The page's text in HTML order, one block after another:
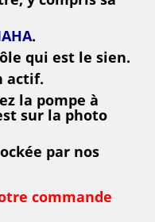
.
qui est le sien.
actif.
la pompe à
sur la photo
par nos
commande